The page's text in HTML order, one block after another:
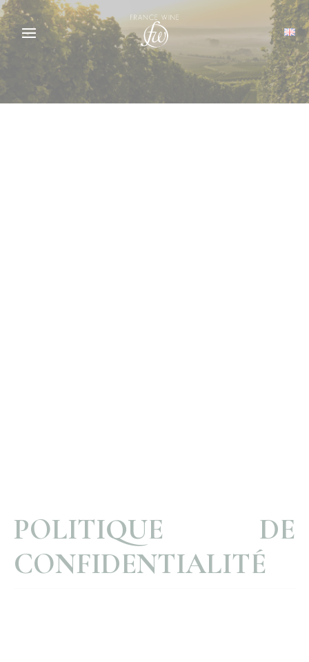
POLITIQUE DE
CONFIDENTIALITÉ
Panneau de gestion des cookies